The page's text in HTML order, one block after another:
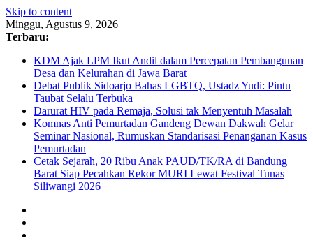
Skip to content
Minggu, Agustus 9, 2026
Terbaru:
KDM Ajak LPM Ikut Andil dalam Percepatan Pembangunan
Desa dan Kelurahan di Jawa Barat
Debat Publik Sidoarjo Bahas LGBTQ, Ustadz Yudi: Pintu
Taubat Selalu Terbuka
Darurat HIV pada Remaja, Solusi tak Menyentuh Masalah
Komnas Anti Pemurtadan Gandeng Dewan Dakwah Gelar
Seminar Nasional, Rumuskan Standarisasi Penanganan Kasus
Pemurtadan
Cetak Sejarah, 20 Ribu Anak PAUD/TK/RA di Bandung
Barat Siap Pecahkan Rekor MURI Lewat Festival Tunas
Siliwangi 2026